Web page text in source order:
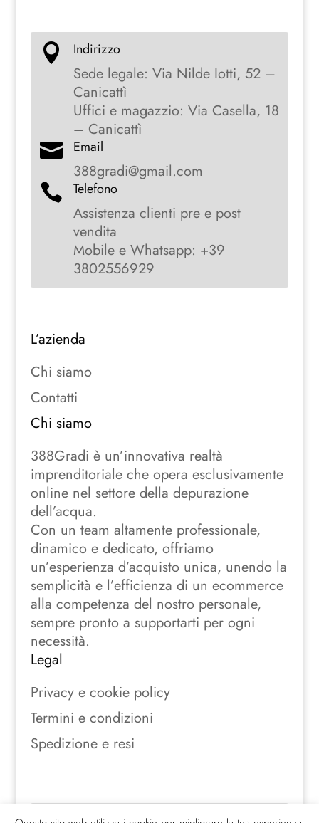
 Indirizzo
Sede legale: Via Nilde Iotti, 52 –
Canicattì
Uffici e magazzio: Via Casella, 18
– Canicattì
 Email
388gradi@gmail.com
 Telefono
Assistenza clienti pre e post
vendita
Mobile e Whatsapp: +39
3802556929
L’azienda
Chi siamo
Contatti
Chi siamo
388Gradi è un’innovativa realtà
imprenditoriale che opera esclusivamente
online nel settore della depurazione
dell’acqua.
Con un team altamente professionale,
dinamico e dedicato, offriamo
un’esperienza d’acquisto unica, unendo la
semplicità e l’efficienza di un ecommerce
alla competenza del nostro personale,
sempre pronto a supportarti per ogni
necessità.
Legal
Privacy e cookie policy
Termini e condizioni
Spedizione e resi